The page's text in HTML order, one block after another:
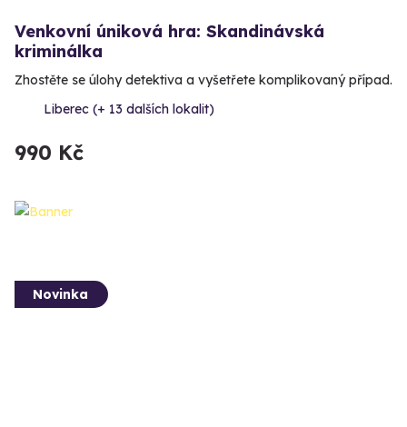
Venkovní úniková hra: Skandinávská
kriminálka
Zhostěte se úlohy detektiva a vyšetřete komplikovaný případ.
Liberec (+ 13 dalších lokalit)
990 Kč
Novinka